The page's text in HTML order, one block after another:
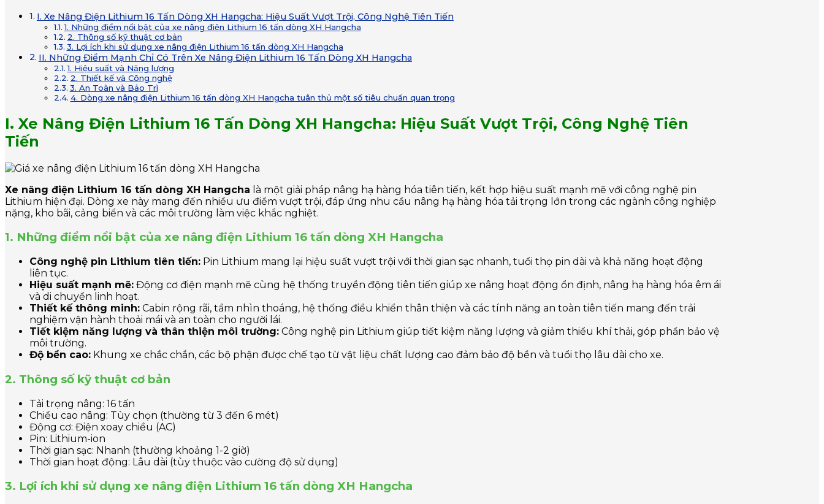
I. Xe Nâng Điện Lithium 16 Tấn Dòng XH Hangcha: Hiệu Suất Vượt Trội, Công Nghệ Tiên Tiến
1. Những điểm nổi bật của xe nâng điện Lithium 16 tấn dòng XH Hangcha
2. Thông số kỹ thuật cơ bản
3. Lợi ích khi sử dụng xe nâng điện Lithium 16 tấn dòng XH Hangcha
II. Những Điểm Mạnh Chỉ Có Trên Xe Nâng Điện Lithium 16 Tấn Dòng XH Hangcha
1. Hiệu suất và Năng lượng
2. Thiết kế và Công nghệ
3. An Toàn và Bảo Trì
4. Dòng xe nâng điện Lithium 16 tấn dòng XH Hangcha tuân thủ một số tiêu chuẩn quan trọng
I. Xe Nâng Điện Lithium 16 Tấn Dòng XH Hangcha: Hiệu Suất Vượt Trội, Công Nghệ Tiên
Tiến
Xe nâng điện Lithium 16 tấn dòng XH Hangcha là một giải pháp nâng hạ hàng hóa tiên tiến, kết hợp hiệu suất mạnh mẽ với công nghệ pin
Lithium hiện đại. Dòng xe này mang đến nhiều ưu điểm vượt trội, đáp ứng nhu cầu nâng hạ hàng hóa tải trọng lớn trong các ngành công nghiệp
nặng, kho bãi, cảng biển và các môi trường làm việc khắc nghiệt.
1. Những điểm nổi bật của xe nâng điện Lithium 16 tấn dòng XH Hangcha
Công nghệ pin Lithium tiên tiến: Pin Lithium mang lại hiệu suất vượt trội với thời gian sạc nhanh, tuổi thọ pin dài và khả năng hoạt động
liên tục.
Hiệu suất mạnh mẽ: Động cơ điện mạnh mẽ cùng hệ thống truyền động tiên tiến giúp xe nâng hoạt động ổn định, nâng hạ hàng hóa êm ái
và di chuyển linh hoạt.
Thiết kế thông minh: Cabin rộng rãi, tầm nhìn thoáng, hệ thống điều khiển thân thiện và các tính năng an toàn tiên tiến mang đến trải
nghiệm vận hành thoải mái và an toàn cho người lái.
Tiết kiệm năng lượng và thân thiện môi trường: Công nghệ pin Lithium giúp tiết kiệm năng lượng và giảm thiểu khí thải, góp phần bảo vệ
môi trường.
Độ bền cao: Khung xe chắc chắn, các bộ phận được chế tạo từ vật liệu chất lượng cao đảm bảo độ bền và tuổi thọ lâu dài cho xe.
2. Thông số kỹ thuật cơ bản
Tải trọng nâng: 16 tấn
Chiều cao nâng: Tùy chọn (thường từ 3 đến 6 mét)
Động cơ: Điện xoay chiều (AC)
Pin: Lithium-ion
Thời gian sạc: Nhanh (thường khoảng 1-2 giờ)
Thời gian hoạt động: Lâu dài (tùy thuộc vào cường độ sử dụng)
3. Lợi ích khi sử dụng xe nâng điện Lithium 16 tấn dòng XH Hangcha